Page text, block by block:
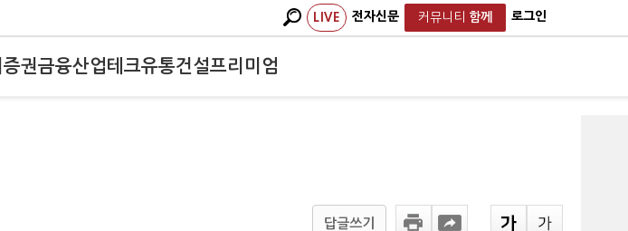
LIVE 전자신문 커뮤니티 함께 로그인
증권금융산업테크유통건설프리미엄
답글쓰기